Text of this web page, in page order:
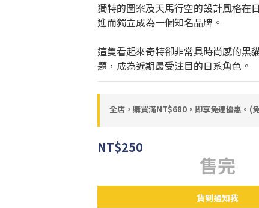
獨特的圖案及天馬行空的設計風格在
進而獨立成為一個知名品牌。
這隻看起來奇特卻非常具時尚感的黑
題，成為近期最受注目的日系角色。
全店，購買滿NT$680，即享免運優惠。(
NT$250
售完
貨到通知我